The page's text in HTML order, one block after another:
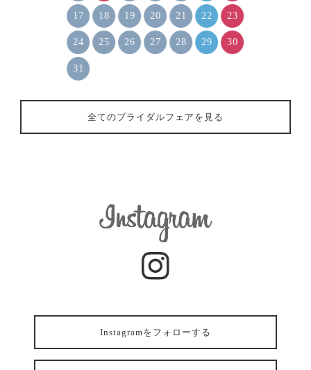
17 18 19 20 21 22 23
24 25 26 27 28 29 30
31
全てのブライダルフェアを見る
Instagramをフォローする